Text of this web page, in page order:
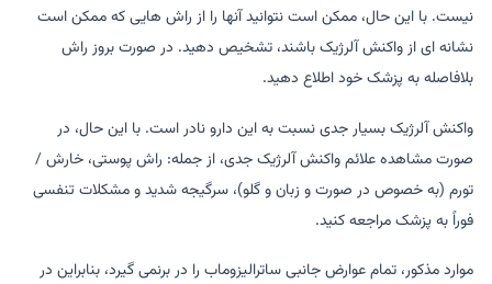
نیست. با این حال، ممکن است نتوانید آن­ها را از راش هایی که ممکن است
نشانه ای از واکنش آلرژیک باشند، تشخیص دهید. در صورت بروز راش
بلافاصله به پزشک خود اطلاع دهید.
واکنش آلرژیک بسیار جدی نسبت به این دارو نادر است. با این حال، در
صورت مشاهده علائم واکنش آلرژیک جدی، از جمله: راش پوستی، خارش /
تورم (به خصوص در صورت و زبان و گلو)، سرگیجه شدید و مشکلات تنفسی
فوراً به پزشک مراجعه کنید.
موارد مذکور، تمام عوارض جانبی ساترالیزوماب را در برنمی گیرد، بنابراین در